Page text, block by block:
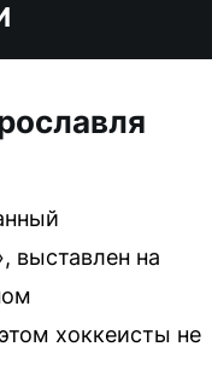
выставлен на
хоккеисты не